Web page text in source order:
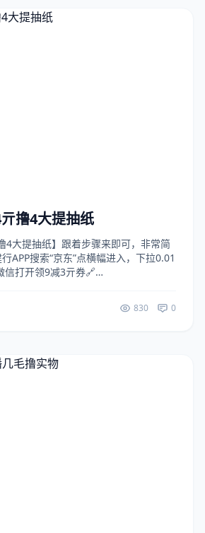
撸4大提抽纸
4大提抽纸】跟着步骤来即可，非常简
搜索“京东”点横幅进入，下拉0.01
打开领9减3亓券🔗
830 0